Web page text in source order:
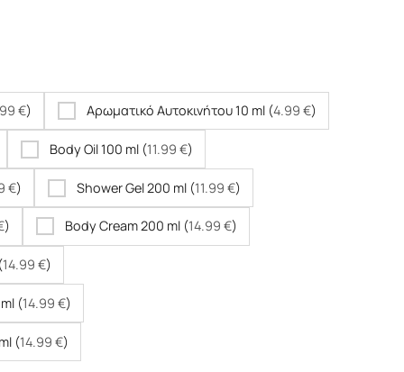
€) Αρωματικό Αυτοκινήτου 10 ml (4.99 €)
Body Oil 100 ml (11.99 €)
€) Shower Gel 200 ml (11.99 €)
) Body Cream 200 ml (14.99 €)
14.99 €)
(14.99 €)
(14.99 €)